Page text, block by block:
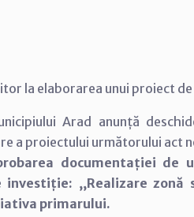
la elaborarea unui proiect
Arad anunță
a proiectului următorului act
documentației de
,,Realizare zonă
primarului.